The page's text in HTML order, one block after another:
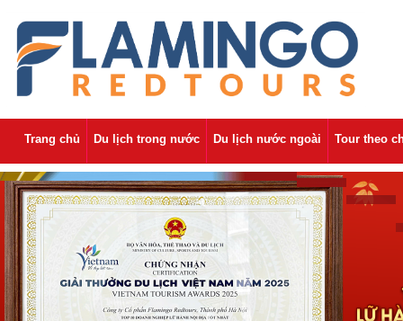
Trang chủ Du lịch trong nước Du lịch nước ngoài Tour theo